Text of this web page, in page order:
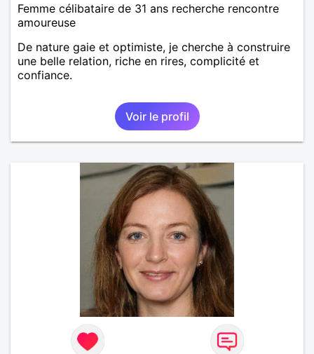
Femme célibataire de 31 ans recherche rencontre
amoureuse
De nature gaie et optimiste, je cherche à construire
une belle relation, riche en rires, complicité et
confiance.
Voir le profil